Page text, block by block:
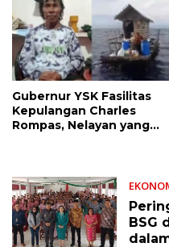
Gubernur YSK Fasilitas
Kepulangan Charles
Rompas, Nelayan yang
2025
BSG